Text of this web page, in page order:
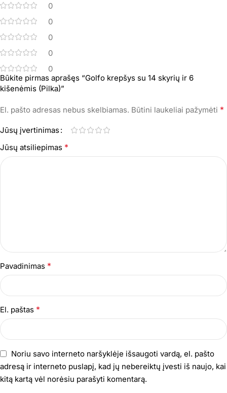
0
0
0
0
0
Būkite pirmas aprašęs “Golfo krepšys su 14 skyrių ir 6
kišenėmis (Pilka)”
El. pašto adresas nebus skelbiamas. Būtini laukeliai pažymėti *
Jūsų įvertinimas
Jūsų atsiliepimas *
Pavadinimas *
El. paštas *
Noriu savo interneto naršyklėje išsaugoti vardą, el. pašto
adresą ir interneto puslapį, kad jų nebereiktų įvesti iš naujo, kai
kitą kartą vėl norėsiu parašyti komentarą.